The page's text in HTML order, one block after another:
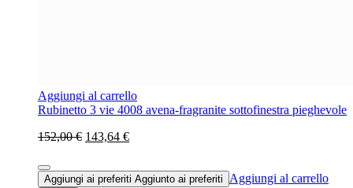
Aggiungi al carrello
Rubinetto 3 vie 4008 avena-fragranite sottofinestra pieghevole
152,00 € 143,64 €
Aggiungi ai preferiti Aggiunto ai preferiti Aggiungi al carrello